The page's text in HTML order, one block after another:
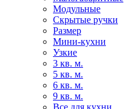
Модульные
Скрытые ручки
Размер
Мини-кухни
Узкие
3 кв. м.
5 кв. м.
6 кв. м.
9 кв. м.
Все для кухни